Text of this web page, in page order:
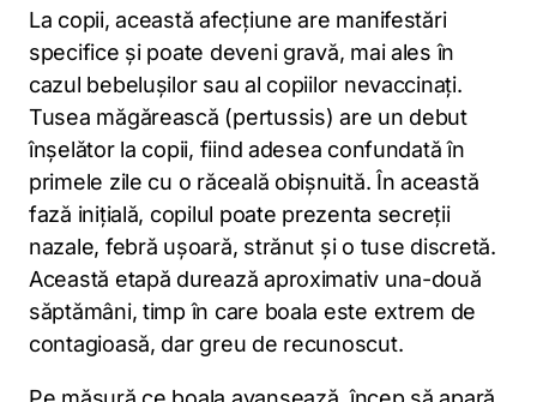
La copii, această afecțiune are manifestări
specifice și poate deveni gravă, mai ales în
cazul bebelușilor sau al copiilor nevaccinați.
Tusea măgărească (pertussis) are un debut
înșelător la copii, fiind adesea confundată în
primele zile cu o răceală obișnuită. În această
fază inițială, copilul poate prezenta secreții
nazale, febră ușoară, strănut și o tuse discretă.
Această etapă durează aproximativ una-două
săptămâni, timp în care boala este extrem de
contagioasă, dar greu de recunoscut.